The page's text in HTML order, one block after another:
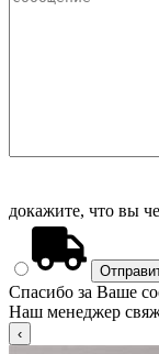
докажите, что вы
Спасибо за Ваше
Наш менеджер